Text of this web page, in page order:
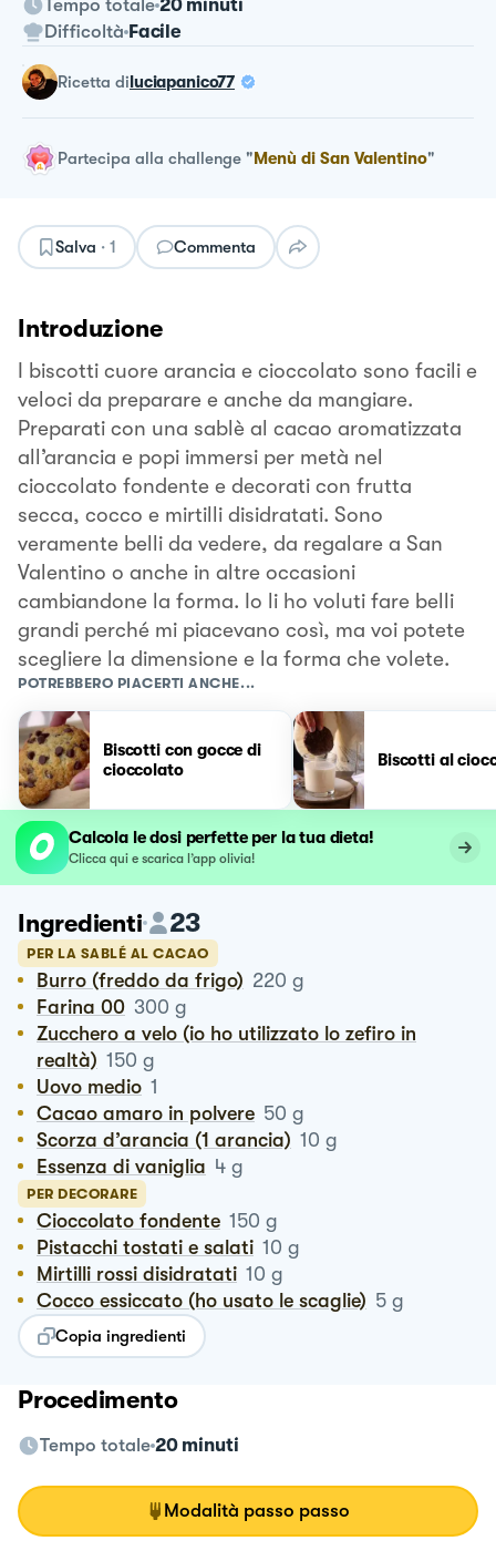
Tempo totale 20 minuti
Difficoltà Facile
ricetta diluciapanico77
Partecipa alla challenge "Menù di San Valentino"
Salva · 1 Commenta
Introduzione
I biscotti cuore arancia e cioccolato sono facili e
veloci da preparare e anche da mangiare.
Preparati con una sablè al cacao aromatizzata
all’arancia e popi immersi per metà nel
cioccolato fondente e decorati con frutta
secca, cocco e mirtilli disidratati. Sono
veramente belli da vedere, da regalare a San
Valentino o anche in altre occasioni
cambiandone la forma. Io li ho voluti fare belli
grandi perché mi piacevano così, ma voi potete
scegliere la dimensione e la forma che volete.
POTREBBERO PIACERTI ANCHE...
Biscotti con gocce di
cioccolato
Biscotti al
Calcola le dosi perfette per la tua dieta!
Clicca qui e scarica l’app olivia!
Ingredienti 23
PER LA SABLÉ AL CACAO
Burro (freddo da frigo) 220 g
Farina 00 300 g
Zucchero a velo (io ho utilizzato lo zefiro in
realtà) 150 g
Uovo medio 1
Cacao amaro in polvere 50 g
Scorza d’arancia (1 arancia) 10 g
Essenza di vaniglia 4 g
PER DECORARE
Cioccolato fondente 150 g
Pistacchi tostati e salati 10 g
Mirtilli rossi disidratati 10 g
Cocco essiccato (ho usato le scaglie) 5 g
Copia ingredienti
Procedimento
Tempo totale 20 minuti
Modalità passo passo